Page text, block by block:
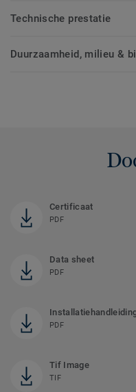
Technische prestatie
Duurzaamheid, milieu &
Certificaat
PDF
Data sheet
PDF
PDF
Tif Image
TIF